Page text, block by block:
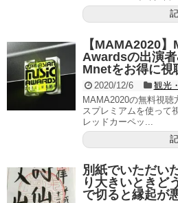
【MAMA2020
Awardsの出演者
Mnetをお得に視
2020/12/6
観光
MAMA2020の無料視
スプレミアムを使って
レッドカーペッ...
別紙でいただい
り大きいときど
で切ると縁起が